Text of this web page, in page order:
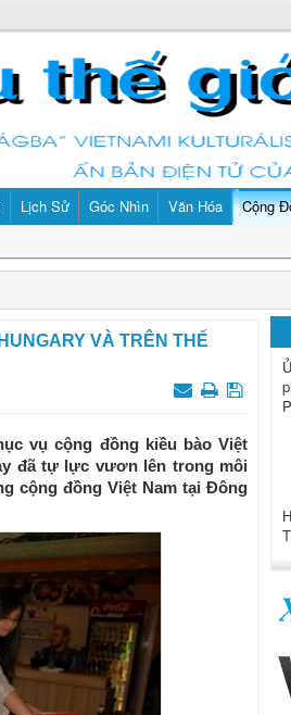
Lịch Sử Góc Nhìn Văn Hóa Cộng
VÀ TRÊN THẾ
vụ cộng đồng kiều bào Việt
đã tự lực vươn lên trong môi
cộng đồng Việt Nam tại Đông